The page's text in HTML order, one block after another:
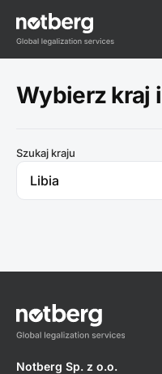
Wybierz kraj
Szukaj kraju
Notberg Sp. z o.o.